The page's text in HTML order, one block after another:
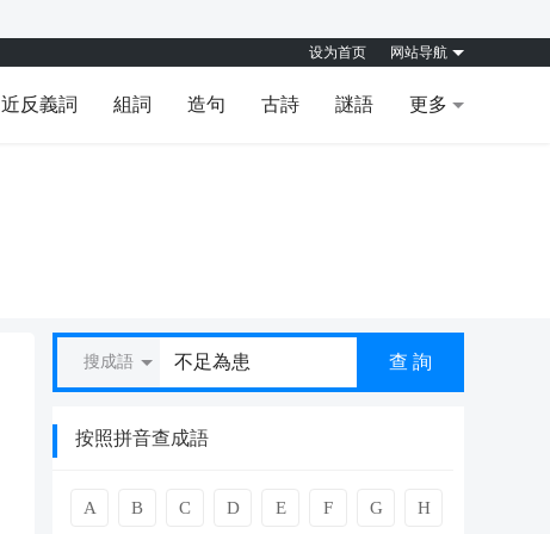
设为首页 网站导航
近反義詞 組詞 造句 古詩 謎語 更多
搜成語 查 詢
按照拼音查成語
A B C D E F G H